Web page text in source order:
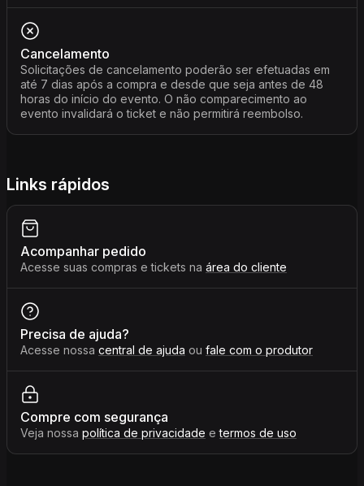
Cancelamento
Solicitações de cancelamento poderão ser efetuadas em
até 7 dias após a compra e desde que seja antes de 48
horas do início do evento. O não comparecimento ao
evento invalidará o ticket e não permitirá reembolso.
Links rápidos
Acompanhar pedido
Acesse suas compras e tickets na área do cliente
Precisa de ajuda?
Acesse nossa central de ajuda ou fale com o produtor
Compre com segurança
Veja nossa política de privacidade etermos de uso